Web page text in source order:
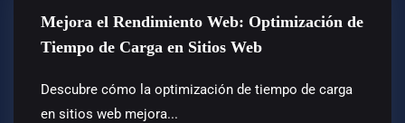
Mejora el Rendimiento Web: Optimización de
Tiempo de Carga en Sitios Web
Descubre cómo la optimización de tiempo de carga
en sitios web mejora...